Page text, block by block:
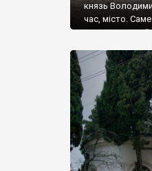
князь
час, місто.
диктувати свої
Херсонесі
християнином.
Херсонесу